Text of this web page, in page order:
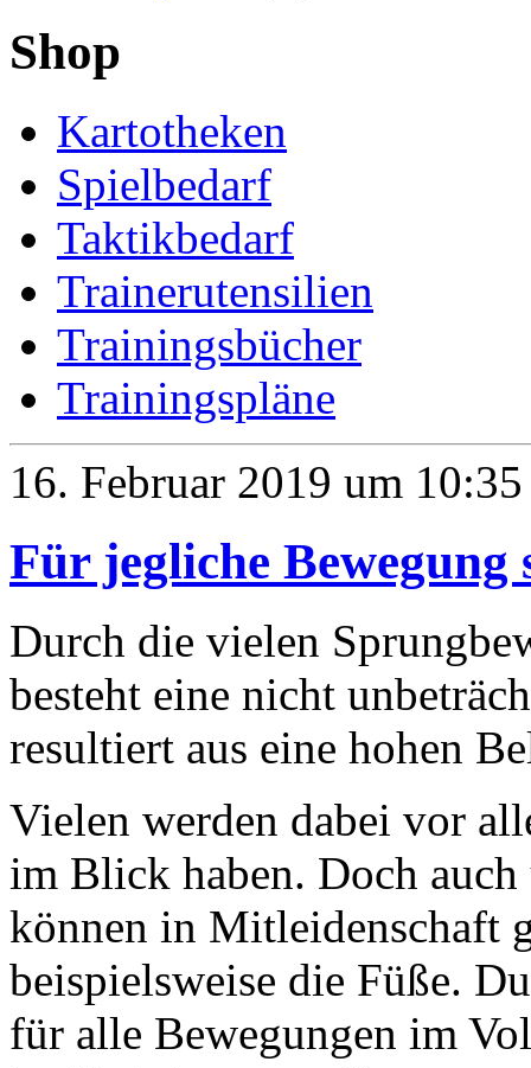
Shop
Kartotheken
Spielbedarf
Taktikbedarf
Trainerutensilien
Trainingsbücher
Trainingspläne
16. Februar 2019 um 10:35
Für jegliche Bewegung
Durch die vielen
besteht eine nicht
resultiert aus eine hohen
Vielen werden dabei vor
im Blick haben. Doch
können in Mitleidenschaft
beispielsweise die Füße.
für alle Bewegungen im